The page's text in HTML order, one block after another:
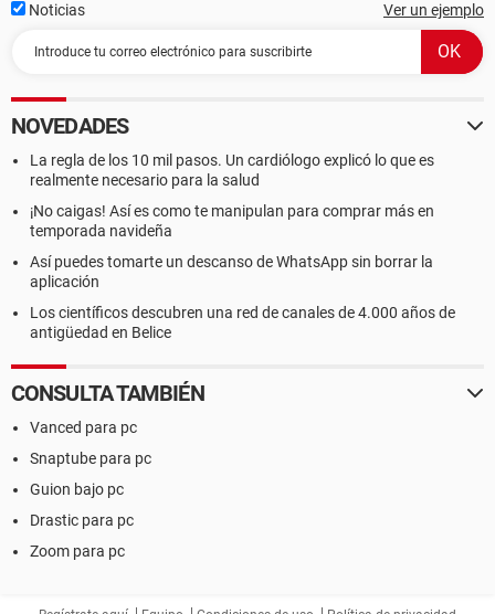
Noticias Ver un ejemplo
NOVEDADES
La regla de los 10 mil pasos. Un cardiólogo explicó lo que es
realmente necesario para la salud
¡No caigas! Así es como te manipulan para comprar más en
temporada navideña
Así puedes tomarte un descanso de WhatsApp sin borrar la
aplicación
Los científicos descubren una red de canales de 4.000 años de
antigüedad en Belice
CONSULTA TAMBIÉN
Vanced para pc
Snaptube para pc
Guion bajo pc
Drastic para pc
Zoom para pc